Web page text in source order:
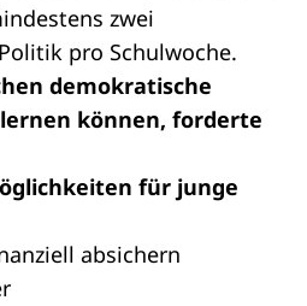
zwei
pro Schulwoche.
demokratische
können, forderte
für junge
absichern